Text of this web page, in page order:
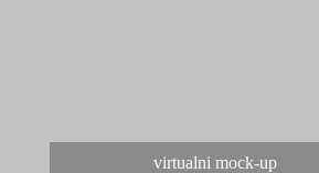
virtualni mock-up